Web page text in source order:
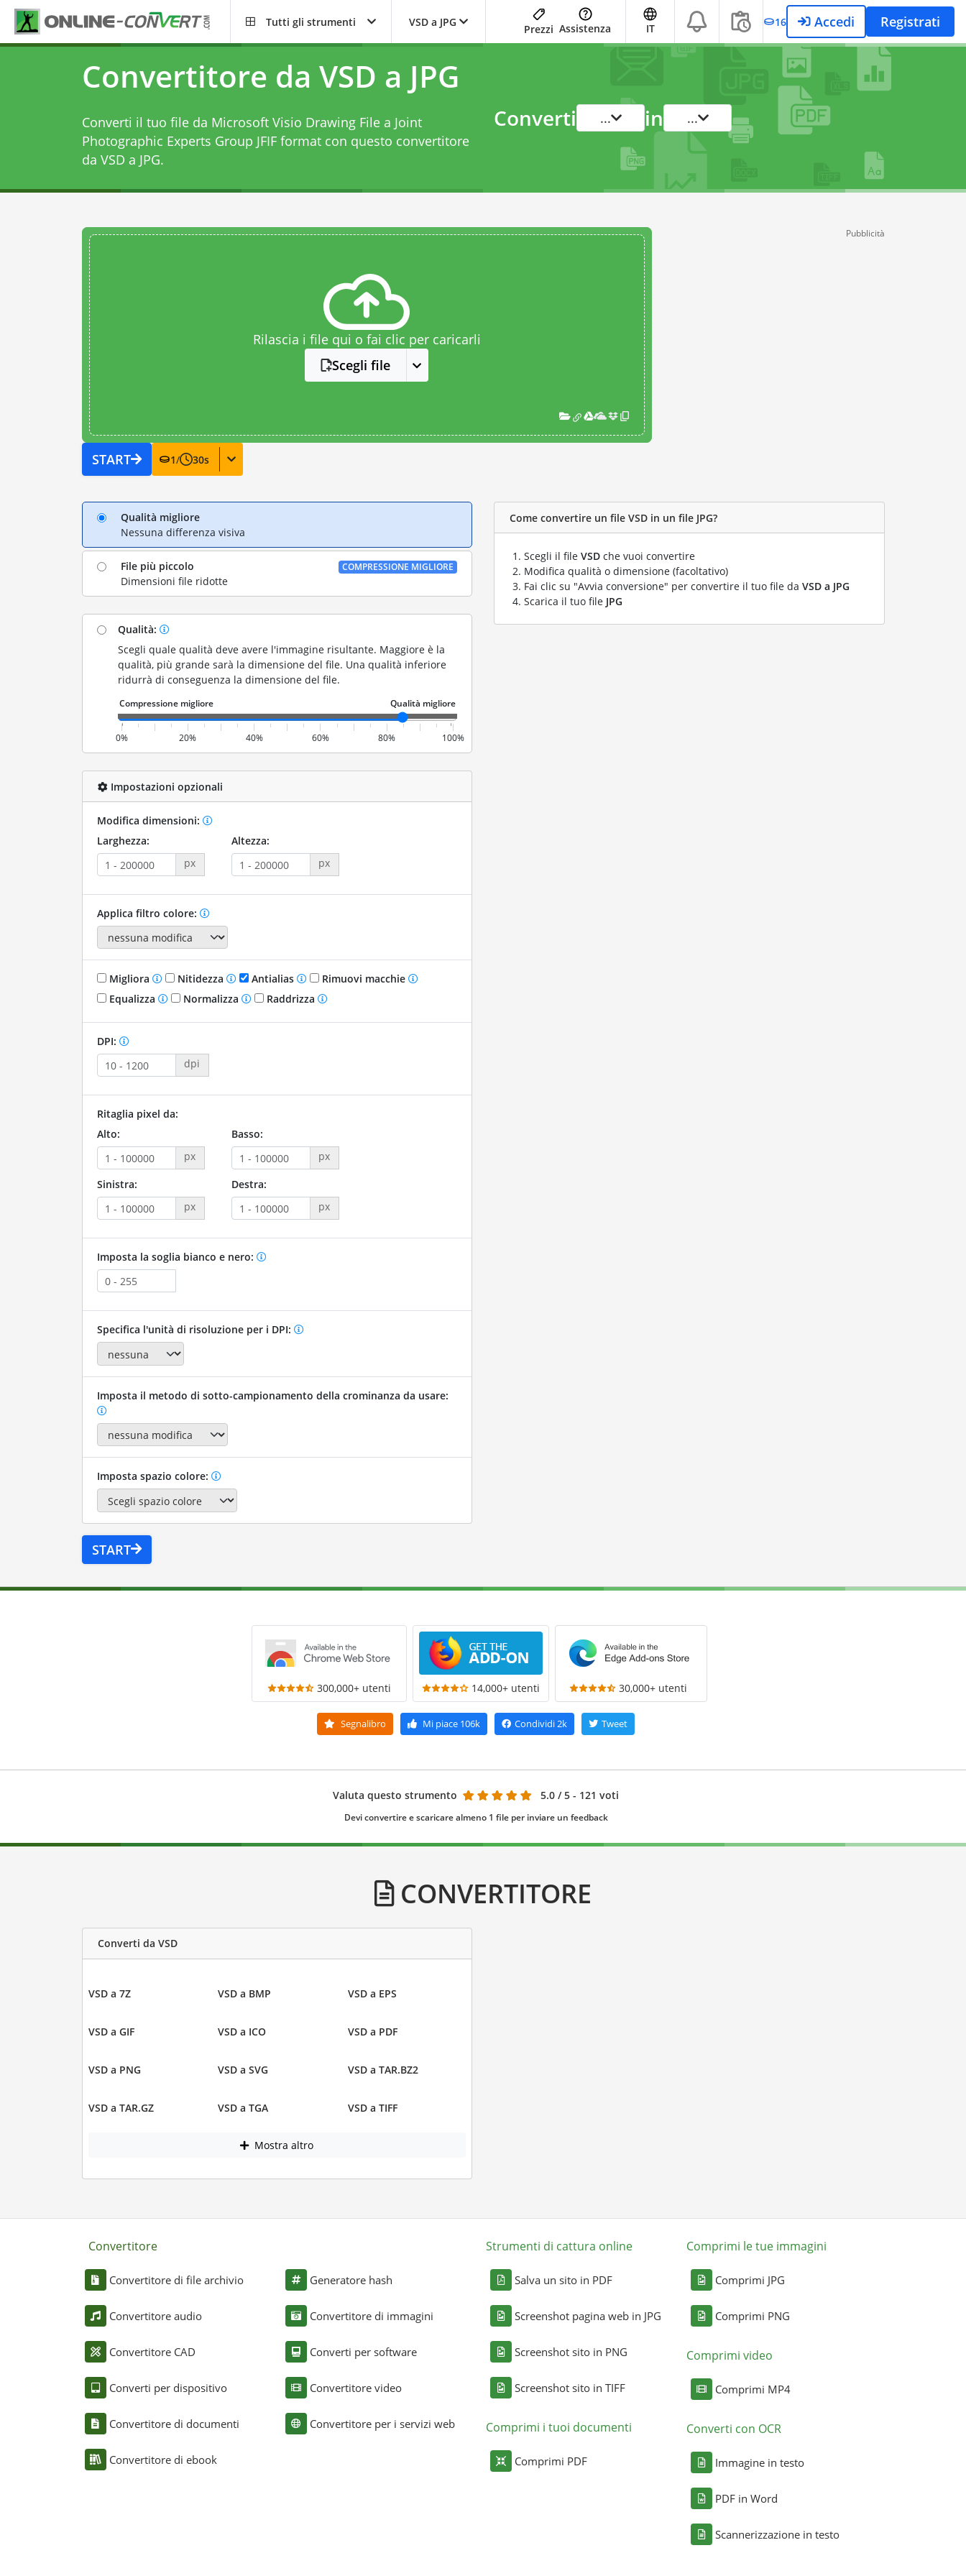
Tutti gli strumenti VSD a JPG
Prezzi Assistenza IT 16 Accedi Registrati
Convertitore da VSD a JPG
Converti il tuo file da Microsoft Visio Drawing File a Joint
Photographic Experts Group JFIF format con questo convertitore
da VSD a JPG.
Converti ... in ...
Rilascia i file qui o fai clic per caricarli
Scegli file
START 1/ 30s
Pubblicità
Qualità migliore
Nessuna differenza visiva
File più piccolo
Dimensioni file ridotte
COMPRESSIONE MIGLIORE
Qualità:
Scegli quale qualità deve avere l'immagine risultante. Maggiore è la
qualità, più grande sarà la dimensione del file. Una qualità inferiore
ridurrà di conseguenza la dimensione del file.
0% 20% 40% 60% 80% 100%
Impostazioni opzionali
Modifica dimensioni:
Larghezza:
px
Altezza:
px
Applica filtro colore:
Migliora Nitidezza Antialias
Rimuovi macchie
Equalizza
Normalizza Raddrizza
DPI:
dpi
Ritaglia pixel da:
Alto:
px
Basso:
px
Sinistra:
px
Destra:
px
Imposta la soglia bianco e nero:
Specifica l'unità di risoluzione per i DPI:
Imposta il metodo di sotto-campionamento della crominanza da usare:
Imposta spazio colore:
START
Come convertire un file VSD in un file JPG?
Scegli il file VSD che vuoi convertire
Modifica qualità o dimensione (facoltativo)
Fai clic su "Avvia conversione" per convertire il tuo file da VSD a JPG
Scarica il tuo file JPG
300,000+ utenti 14,000+ utenti 30,000+ utenti
Segnalibro Mi piace 106k Condividi2k Tweet
Valuta questo strumento 5.0 / 5 - 121 voti
Devi convertire e scaricare almeno 1 file per inviare un feedback
CONVERTITORE
Converti da VSD
VSD a 7Z VSD a BMP VSD a EPS
VSD a GIF VSD a ICO VSD a PDF
VSD a PNG VSD a SVG VSD a TAR.BZ2
VSD a TAR.GZ VSD a TGA VSD a TIFF
Mostra altro
Convertitore
Convertitore di file archivio
Convertitore audio
Convertitore CAD
Converti per dispositivo
Convertitore di documenti
Convertitore di ebook
Generatore hash
Convertitore di immagini
Converti per software
Convertitore video
Convertitore per i servizi web
Strumenti di cattura online
Salva un sito in PDF
Screenshot pagina web in JPG
Screenshot sito in PNG
Screenshot sito in TIFF
Comprimi i tuoi documenti
Comprimi PDF
Comprimi le tue immagini
Comprimi JPG
Comprimi PNG
Comprimi video
Comprimi MP4
Converti con OCR
Immagine in testo
PDF in Word
Scannerizzazione in testo